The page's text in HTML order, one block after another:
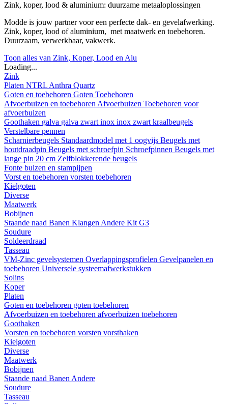
Zink, koper, lood & aluminium: duurzame metaaloplossingen
Modde is jouw partner voor een perfecte dak- en gevelafwerking.
Zink, koper, lood of aluminium, met maatwerk en toebehoren.
Duurzaam, verwerkbaar, vakwerk.
Toon alles van Zink, Koper, Lood en Alu
Loading...
Zink
Platen NTRL Anthra Quartz
Goten en toebehoren Goten Toebehoren
Afvoerbuizen en toebehoren Afvoerbuizen Toebehoren voor
afvoerbuizen
Goothaken galva galva zwart inox inox zwart kraalbeugels
Verstelbare pennen
Scharnierbeugels Standaardmodel met 1 oogvijs Beugels met
houtdraadpin Beugels met schroefpin Schroefpinnen Beugels met
lange pin 20 cm Zelfblokkerende beugels
Fonte buizen en stampijpen
Vorst en toebehoren vorsten toebehoren
Kielgoten
Diverse
Maatwerk
Bobijnen
Staande naad Banen Klangen Andere Kit G3
Soudure
Soldeerdraad
Tasseau
VM-Zinc gevelsystemen Overlappingsprofielen Gevelpanelen en
toebehoren Universele systeemafwerkstukken
Solins
Koper
Platen
Goten en toebehoren goten toebehoren
Afvoerbuizen en toebehoren afvoerbuizen toebehoren
Goothaken
Vorsten en toebehoren vorsten vorsthaken
Kielgoten
Diverse
Maatwerk
Bobijnen
Staande naad Banen Andere
Soudure
Tasseau